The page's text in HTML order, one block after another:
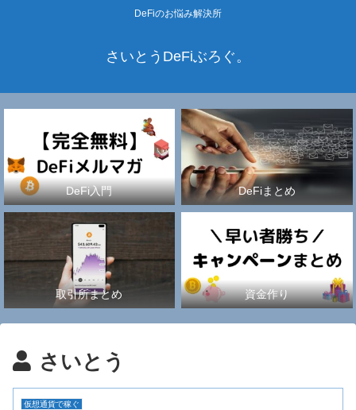
DeFiのお悩み解決所
さいとうDeFiぶろぐ。
DeFi入門 DeFiまとめ
取引所まとめ 資金作り
さいとう
仮想通貨で稼ぐ